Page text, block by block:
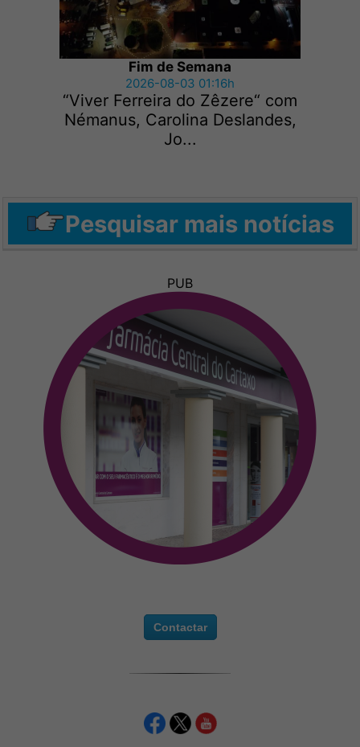
Fim de Semana
2026-08-03 01:16h
“Viver Ferreira do Zêzere“ com
Némanus, Carolina Deslandes,
Jo...
Pesquisar mais notícias
PUB
Contactar